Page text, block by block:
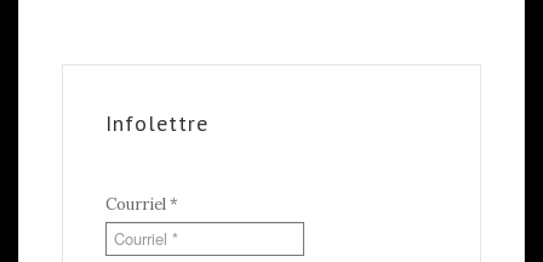
Infolettre
Courriel*